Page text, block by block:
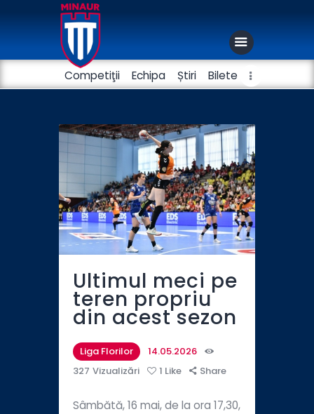
Competiţii Echipa Știri Bilete
Handbal masculin
Fotbal
Ultimul meci pe
teren propriu
din acest sezon
Liga Florilor
14.05.2026
327 Vizualizări 1 Like Share
Sâmbătă, 16 mai, de la ora 17,30,